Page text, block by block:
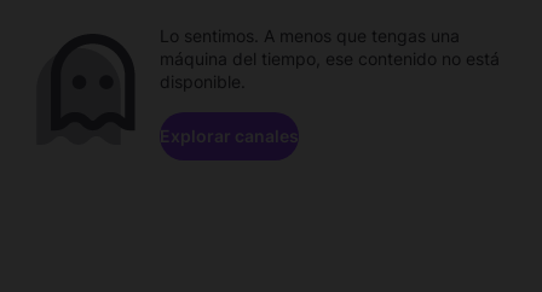
Lo sentimos. A menos que tengas una
máquina del tiempo, ese contenido no está
disponible.
Explorar canales